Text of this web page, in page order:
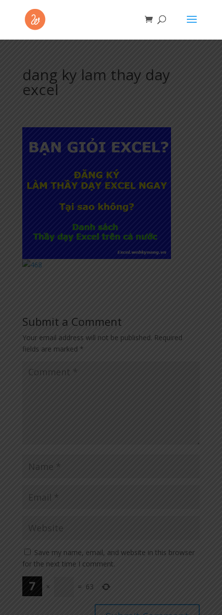
dang ky lam thay day
excel
Submit a Comment
Your email address will not be published. Required
fields are marked *
Save my name, email, and website in this browser
for the next time I comment.
× = 63